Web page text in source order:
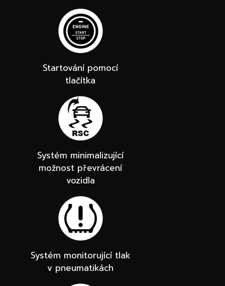
Startování pomocí
tlačítka
Systém minimalizující
možnost převrácení
vozidla
Systém monitorující tlak
v pneumatikách